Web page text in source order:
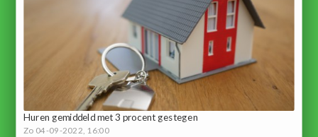
Huren gemiddeld met 3 procent gestegen
Zo 04-09-2022, 16:00